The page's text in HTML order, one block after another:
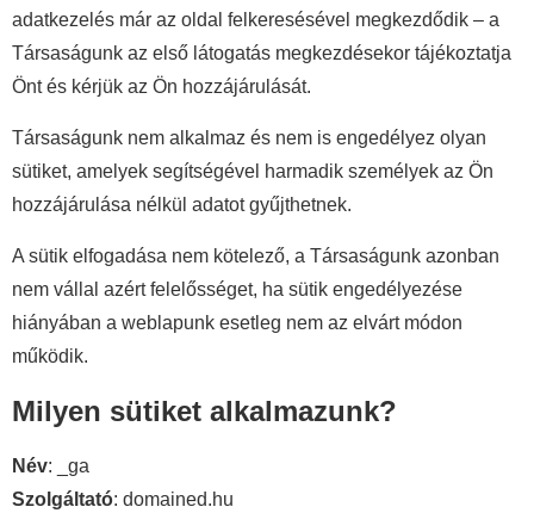
adatkezelés már az oldal felkeresésével megkezdődik – a
Társaságunk az első látogatás megkezdésekor tájékoztatja
Önt és kérjük az Ön hozzájárulását.
Társaságunk nem alkalmaz és nem is engedélyez olyan
sütiket, amelyek segítségével harmadik személyek az Ön
hozzájárulása nélkül adatot gyűjthetnek.
A sütik elfogadása nem kötelező, a Társaságunk azonban
nem vállal azért felelősséget, ha sütik engedélyezése
hiányában a weblapunk esetleg nem az elvárt módon
működik.
Milyen sütiket alkalmazunk?
Név: _ga
Szolgáltató: domained.hu